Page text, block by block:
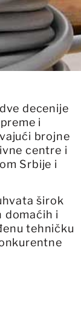
decenije
i
brojne
centre i
Srbije i
širok
domaćih i
tehničku